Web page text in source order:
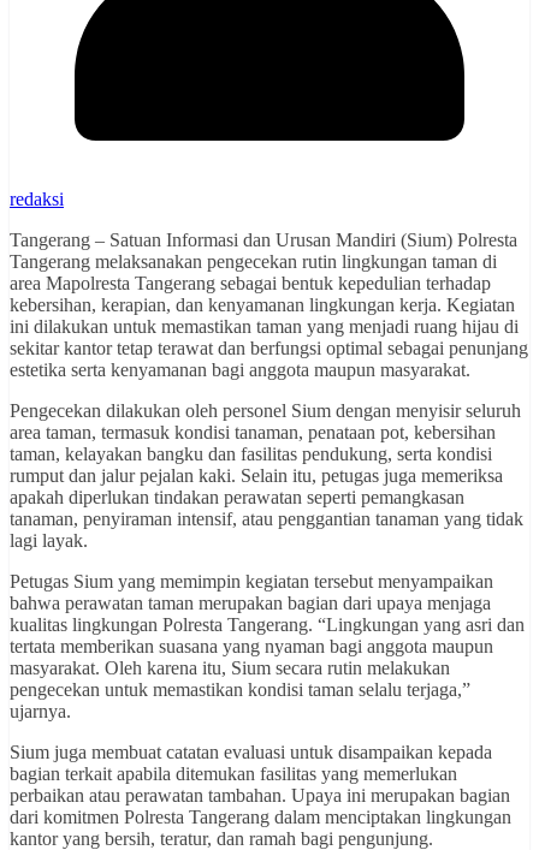
redaksi
Tangerang – Satuan Informasi dan Urusan Mandiri (Sium) Polresta
Tangerang melaksanakan pengecekan rutin lingkungan taman di
area Mapolresta Tangerang sebagai bentuk kepedulian terhadap
kebersihan, kerapian, dan kenyamanan lingkungan kerja. Kegiatan
ini dilakukan untuk memastikan taman yang menjadi ruang hijau di
sekitar kantor tetap terawat dan berfungsi optimal sebagai penunjang
estetika serta kenyamanan bagi anggota maupun masyarakat.
Pengecekan dilakukan oleh personel Sium dengan menyisir seluruh
area taman, termasuk kondisi tanaman, penataan pot, kebersihan
taman, kelayakan bangku dan fasilitas pendukung, serta kondisi
rumput dan jalur pejalan kaki. Selain itu, petugas juga memeriksa
apakah diperlukan tindakan perawatan seperti pemangkasan
tanaman, penyiraman intensif, atau penggantian tanaman yang tidak
lagi layak.
Petugas Sium yang memimpin kegiatan tersebut menyampaikan
bahwa perawatan taman merupakan bagian dari upaya menjaga
kualitas lingkungan Polresta Tangerang. “Lingkungan yang asri dan
tertata memberikan suasana yang nyaman bagi anggota maupun
masyarakat. Oleh karena itu, Sium secara rutin melakukan
pengecekan untuk memastikan kondisi taman selalu terjaga,”
ujarnya.
Sium juga membuat catatan evaluasi untuk disampaikan kepada
bagian terkait apabila ditemukan fasilitas yang memerlukan
perbaikan atau perawatan tambahan. Upaya ini merupakan bagian
dari komitmen Polresta Tangerang dalam menciptakan lingkungan
kantor yang bersih, teratur, dan ramah bagi pengunjung.